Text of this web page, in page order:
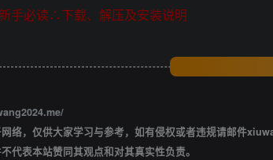
手必读∴下载、解压及安装说明
络，仅供大家学习与参考，如有侵权或者违规请邮件
代表本站赞同其观点和对其真实性负责。